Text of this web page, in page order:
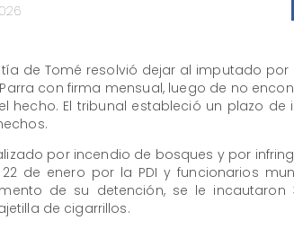
de Tomé resolvió dejar al imputado
con firma mensual, luego de no
hecho. El tribunal estableció un plazo
por incendio de bosques y por
de enero por la PDI y funcionarios
de su detención, se le
de cigarrillos.